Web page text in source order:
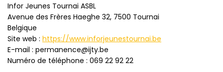
Infor Jeunes Tournai ASBL
Avenue des Frères Haeghe 32, 7500 Tournai
Belgique
Site web : https://www.inforjeunestournai.be
E-mail : permanence@ijty.be
Numéro de téléphone : 069 22 92 22